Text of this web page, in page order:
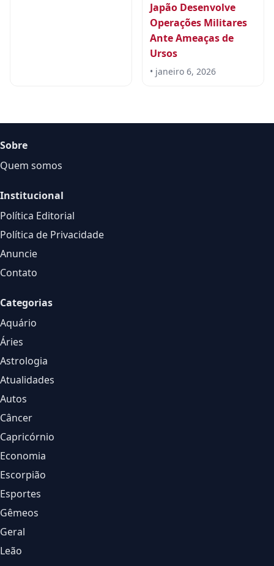
Japão Desenvolve
Operações Militares
Ante Ameaças de
Ursos
• janeiro 6, 2026
Sobre
Quem somos
Institucional
Política Editorial
Política de Privacidade
Anuncie
Contato
Categorias
Aquário
Áries
Astrologia
Atualidades
Autos
Câncer
Capricórnio
Economia
Escorpião
Esportes
Gêmeos
Geral
Leão